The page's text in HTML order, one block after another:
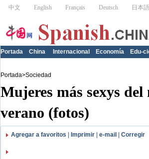
Portada China Internacional Economía Edu-
Portada>Sociedad
Mujeres más sexys del
verano (fotos)
Agregar a favoritos Imprimir e-mail Corregir